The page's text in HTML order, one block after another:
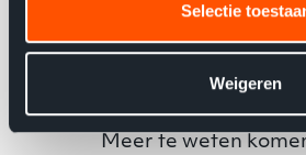
Selectie
Weigeren
Meer te weten